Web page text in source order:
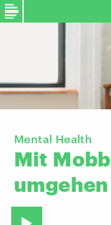
Mental Health
Mit
umgehen